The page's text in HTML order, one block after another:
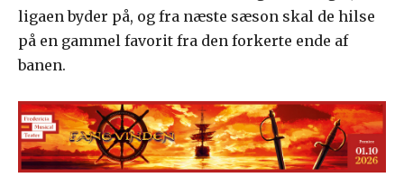
ligaen byder på, og fra næste sæson skal de hilse
på en gammel favorit fra den forkerte ende af
banen.